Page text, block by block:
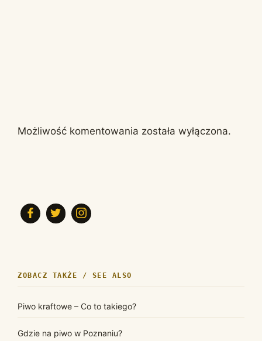
Możliwość komentowania została wyłączona.
ZOBACZ TAKŻE / SEE ALSO
Piwo kraftowe – Co to takiego?
Gdzie na piwo w Poznaniu?